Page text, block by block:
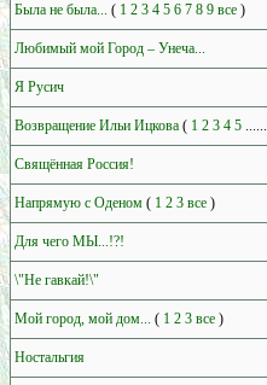
Была не была... ( 1 2 3 4 5 6 7 8 9 все )
Любимый мой Город – Унеча...
Я Русич
Возвращение Ильи Ицкова ( 1 2 3 4 5 ......
Свящённая Россия!
Напрямую с Оденом ( 1 2 3 все )
Для чего МЫ...!?!
\"Не гавкай!\"
Мой город, мой дом... ( 1 2 3 все )
Ностальгия